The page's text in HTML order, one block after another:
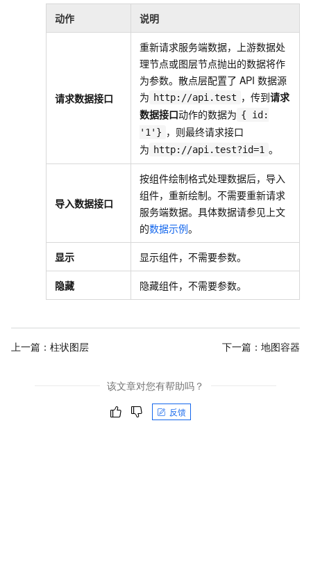
动作 说明
请求数据接口
重新请求服务端数据，上游数据处
理节点或图层节点抛出的数据将作
为参数。散点层配置了 API 数据源
为 http://api.test ，传到请求
数据接口动作的数据为 { id:
'1'} ，则最终请求接口
为 http://api.test?id=1 。
导入数据接口
按组件绘制格式处理数据后，导入
组件，重新绘制。不需要重新请求
服务端数据。具体数据请参见上文
的数据示例。
显示 显示组件，不需要参数。
隐藏 隐藏组件，不需要参数。
上一篇： 柱状图层 下一篇： 地图容器
该文章对您有帮助吗？
反馈